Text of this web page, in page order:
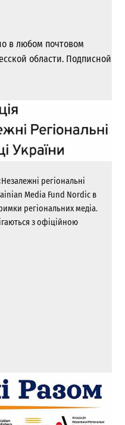
в любом почтовом
области. Подписной
регіональні
Media Fund Nordic в
регіональних медіа.
з офіційною